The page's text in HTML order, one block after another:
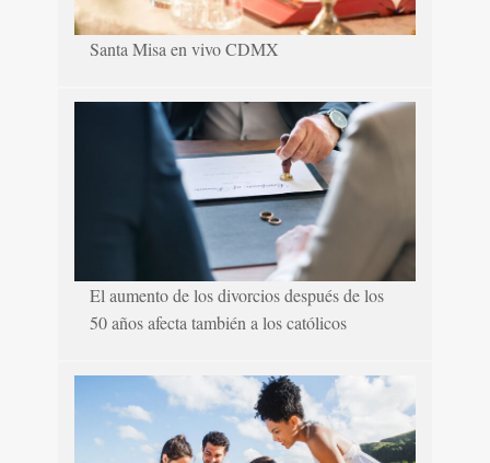
Santa Misa en vivo CDMX
El aumento de los divorcios después de los
50 años afecta también a los católicos